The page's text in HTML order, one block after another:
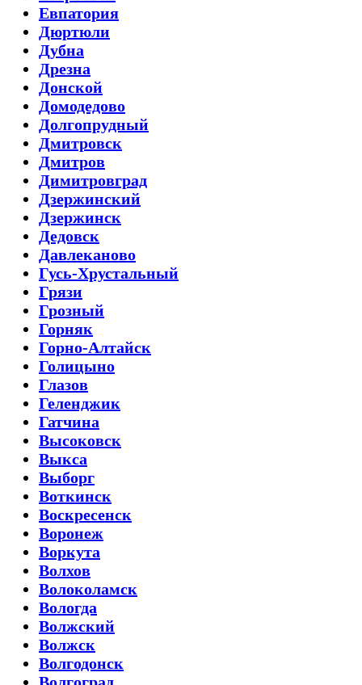
Евпатория
Дюртюли
Дубна
Дрезна
Донской
Домодедово
Долгопрудный
Дмитровск
Дмитров
Димитровград
Дзержинский
Дзержинск
Дедовск
Давлеканово
Гусь-Хрустальный
Грязи
Грозный
Горняк
Горно-Алтайск
Голицыно
Глазов
Геленджик
Гатчина
Высоковск
Выкса
Выборг
Воткинск
Воскресенск
Воронеж
Воркута
Волхов
Волоколамск
Вологда
Волжский
Волжск
Волгодонск